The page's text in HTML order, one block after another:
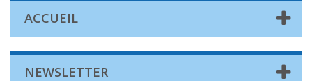
ACCUEIL
NEWSLETTER